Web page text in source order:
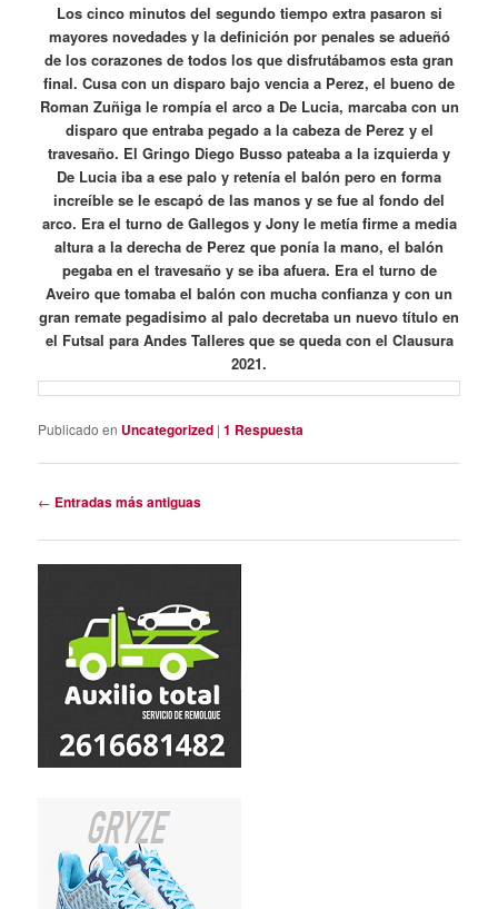
Los cinco minutos del segundo tiempo extra pasaron si
mayores novedades y la definición por penales se adueñó
de los corazones de todos los que disfrutábamos esta gran
final. Cusa con un disparo bajo vencia a Perez, el bueno de
Roman Zuñiga le rompía el arco a De Lucia, marcaba con un
disparo que entraba pegado a la cabeza de Perez y el
travesaño. El Gringo Diego Busso pateaba a la izquierda y
De Lucia iba a ese palo y retenía el balón pero en forma
increíble se le escapó de las manos y se fue al fondo del
arco. Era el turno de Gallegos y Jony le metía firme a media
altura a la derecha de Perez que ponía la mano, el balón
pegaba en el travesaño y se iba afuera. Era el turno de
Aveiro que tomaba el balón con mucha confianza y con un
gran remate pegadisimo al palo decretaba un nuevo título en
el Futsal para Andes Talleres que se queda con el Clausura
2021.
Publicado en Uncategorized |1 Respuesta
Navegación
entradas
← Entradas más antiguas